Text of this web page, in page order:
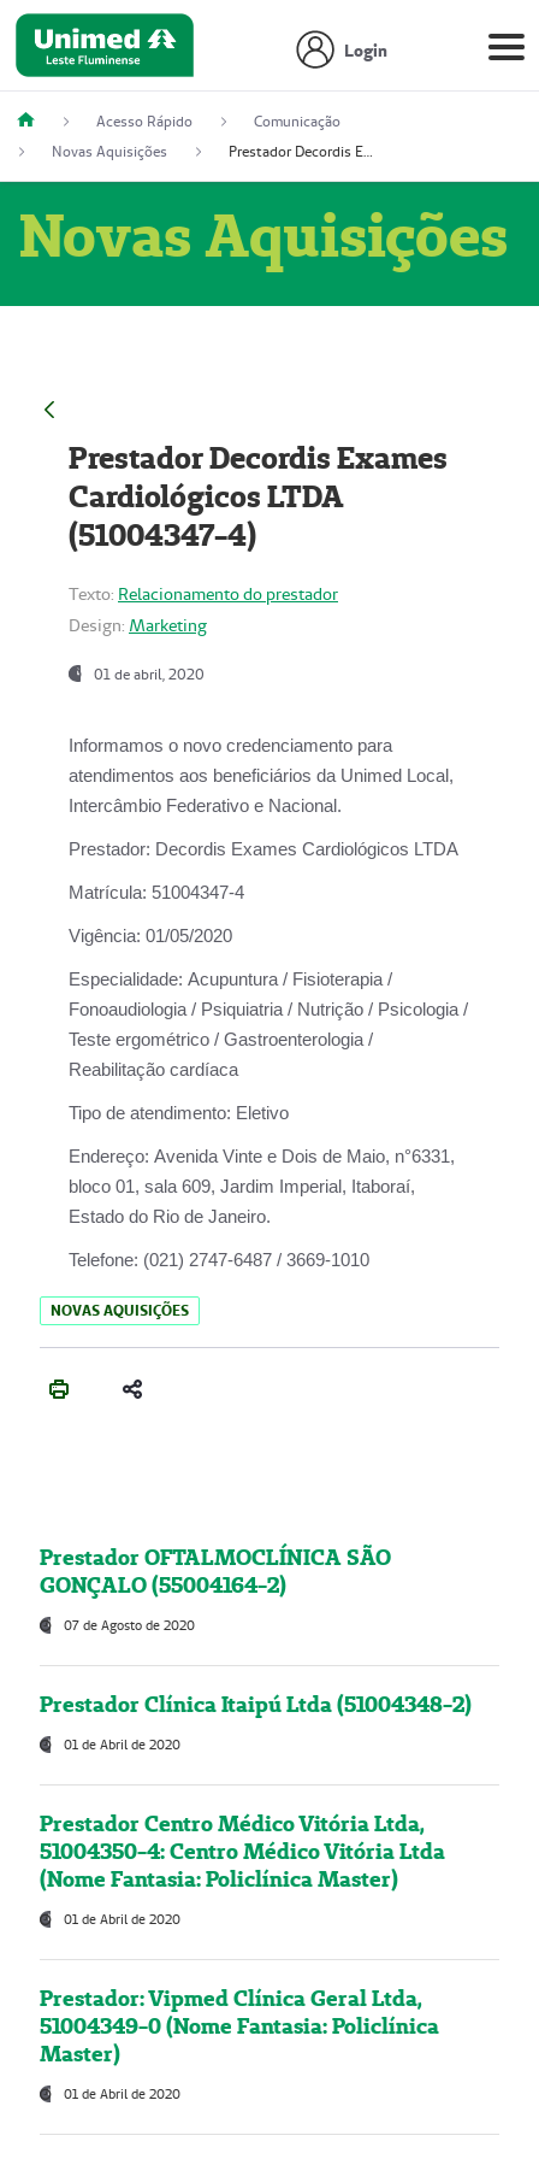
Login
Acesso Rápido
Comunicação
Novas Aquisições
Prestador Decordis Exames Cardiológicos LTDA (51004347-4)
Novas Aquisições
Prestador Decordis Exames
Cardiológicos LTDA
(51004347-4)
Texto: Relacionamento do prestador
Design: Marketing
01 de abril, 2020
Informamos o novo credenciamento para
atendimentos aos beneficiários da Unimed Local,
Intercâmbio Federativo e Nacional.
Prestador: Decordis Exames Cardiológicos LTDA
Matrícula: 51004347-4
Vigência: 01/05/2020
Especialidade: Acupuntura / Fisioterapia /
Fonoaudiologia / Psiquiatria / Nutrição / Psicologia /
Teste ergométrico / Gastroenterologia /
Reabilitação cardíaca
Tipo de atendimento: Eletivo
Endereço: Avenida Vinte e Dois de Maio, n°6331,
bloco 01, sala 609, Jardim Imperial, Itaboraí,
Estado do Rio de Janeiro.
Telefone: (021) 2747-6487 / 3669-1010
NOVAS AQUISIÇÕES
Prestador OFTALMOCLÍNICA SÃO
GONÇALO (55004164-2)
07 de Agosto de 2020
Prestador Clínica Itaipú Ltda (51004348-2)
01 de Abril de 2020
Prestador Centro Médico Vitória Ltda,
51004350-4: Centro Médico Vitória Ltda
(Nome Fantasia: Policlínica Master)
01 de Abril de 2020
Prestador: Vipmed Clínica Geral Ltda,
51004349-0 (Nome Fantasia: Policlínica
Master)
01 de Abril de 2020